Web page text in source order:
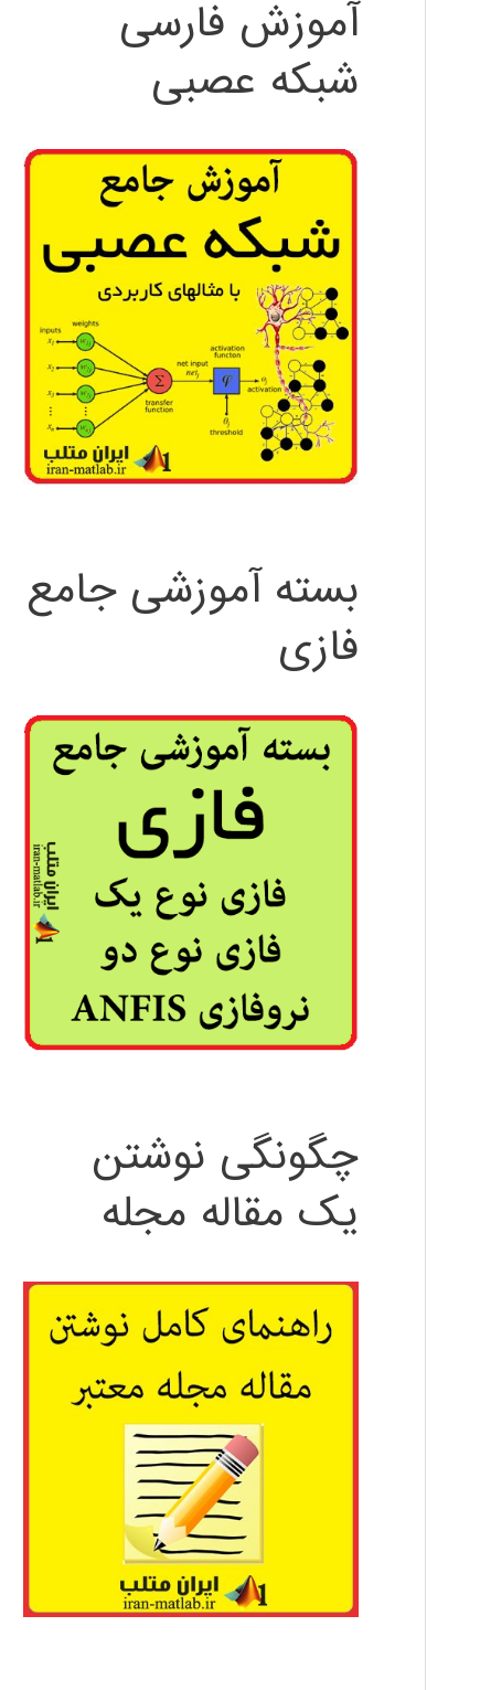
آموزش فارسی
شبکه عصبی
بسته آموزشی جامع
فازی
چگونگی نوشتن
یک مقاله مجله